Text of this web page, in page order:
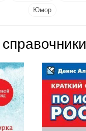
Юмор